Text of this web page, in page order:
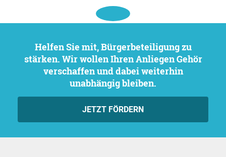
Helfen Sie mit, Bürgerbeteiligung zu
stärken. Wir wollen Ihren Anliegen Gehör
verschaffen und dabei weiterhin
unabhängig bleiben.
JETZT FÖRDERN